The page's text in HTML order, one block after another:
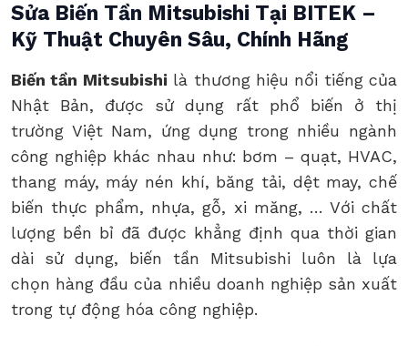
Sửa Biến Tần Mitsubishi Tại BITEK –
Kỹ Thuật Chuyên Sâu, Chính Hãng
Biến tần Mitsubishi là thương hiệu nổi tiếng của
Nhật Bản, được sử dụng rất phổ biến ở thị
trường Việt Nam, ứng dụng trong nhiều ngành
công nghiệp khác nhau như: bơm – quạt, HVAC,
thang máy, máy nén khí, băng tải, dệt may, chế
biến thực phẩm, nhựa, gỗ, xi măng, … Với chất
lượng bền bỉ đã được khẳng định qua thời gian
dài sử dụng, biến tần Mitsubishi luôn là lựa
chọn hàng đầu của nhiều doanh nghiệp sản xuất
trong tự động hóa công nghiệp.